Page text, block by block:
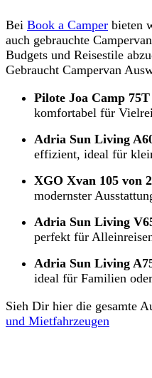
Bei Book a Camper bieten
auch gebrauchte
Budgets und Reisestile
Gebraucht Campervan
Pilote Joa Camp
komfortabel für
Adria Sun Living
effizient, ideal für
XGO Xvan 105 von
modernster
Adria Sun Living
perfekt für
Adria Sun Living
ideal für Familien
Sieh Dir hier die gesamte
und Mietfahrzeugen